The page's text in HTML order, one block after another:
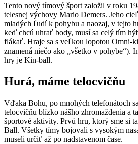
Tento nový tímový šport založil v roku
telesnej výchovy Mario Demers. Jeho
mladých ľudí k pohybu a naozaj, v tejto
keď chcú uhrať body, musí sa celý tím
flákať. Hraje sa s veľkou lopotou Omni-
znamená niečo ako „všetko v pohybe“).
hry je Kin-ball.
Hurá, máme telocvičňu
Vďaka Bohu, po mnohých telefonátoch
telocvičňu blízko nášho zhromaždenia a
športové aktivity. Prvú hru, ktorý sme si
Ball. Všetky tímy bojovali s vysokým
museli určiť až po nadstavenom čase.